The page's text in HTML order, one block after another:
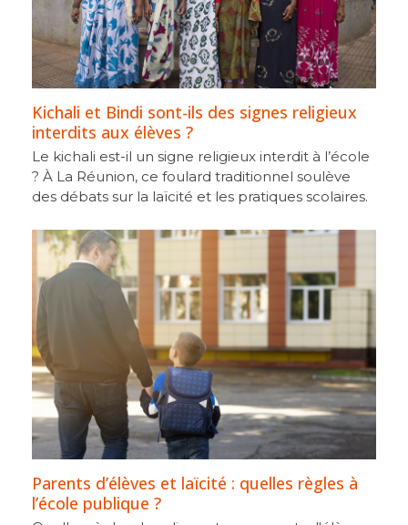
Kichali et Bindi sont-ils des signes religieux
interdits aux élèves ?
Le kichali est-il un signe religieux interdit à l’école
? À La Réunion, ce foulard traditionnel soulève
des débats sur la laïcité et les pratiques scolaires.
Parents d’élèves et laïcité : quelles règles à
l’école publique ?